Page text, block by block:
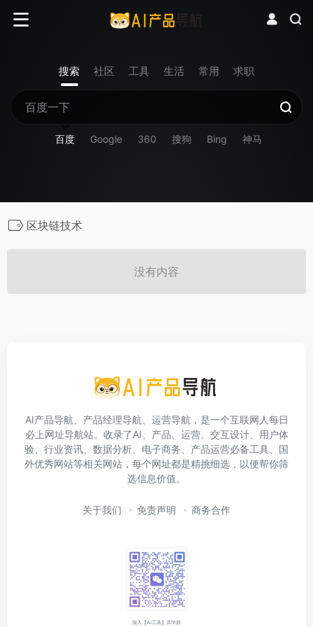
搜索 社区 工具 生活 常用 求职
百度 Google 360 搜狗 Bing 神马
区块链技术
没有内容
AI产品导航、产品经理导航、运营导航，是一个互联网人每日
必上网址导航站。收录了AI、产品、运营、交互设计、用户体
验、行业资讯、数据分析、电子商务、产品运营必备工具、国
外优秀网站等相关网站，每个网址都是精挑细选，以便帮你筛
选信息价值。
关于我们 免责声明 商务合作
加入【AI工具】共学群